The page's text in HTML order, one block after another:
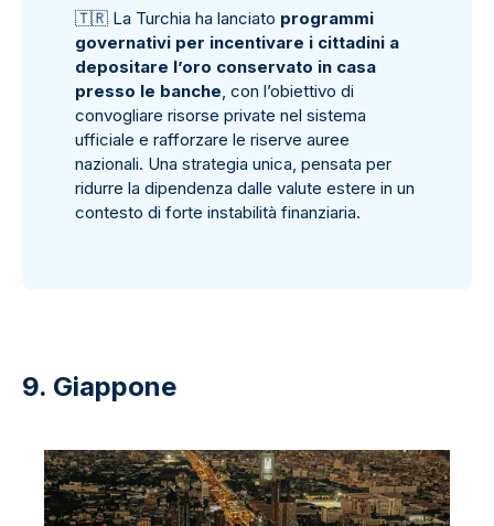
🇹🇷 La Turchia ha lanciato programmi
governativi per incentivare i cittadini a
depositare l’oro conservato in casa
presso le banche , con l’obiettivo di
convogliare risorse private nel sistema
ufficiale e rafforzare le riserve auree
nazionali. Una strategia unica, pensata per
ridurre la dipendenza dalle valute estere in un
contesto di forte instabilità finanziaria.
9. Giappone